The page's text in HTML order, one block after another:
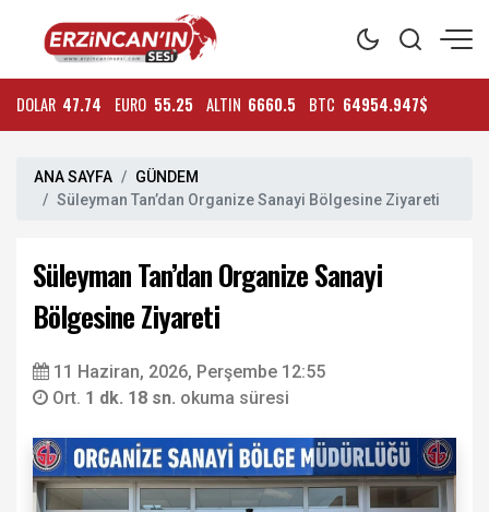
DOLAR 47.74 EURO 55.25 ALTIN 6660.5 BTC 64954.947$
ANA SAYFA
GÜNDEM
Süleyman Tan’dan Organize Sanayi Bölgesine Ziyareti
Süleyman Tan’dan Organize Sanayi
Bölgesine Ziyareti
11 Haziran, 2026, Perşembe 12:55
Ort. 1 dk. 18 sn. okuma süresi